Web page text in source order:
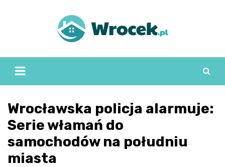
Wrocławska policja alarmuje:
Serie włamań do
samochodów na południu
miasta